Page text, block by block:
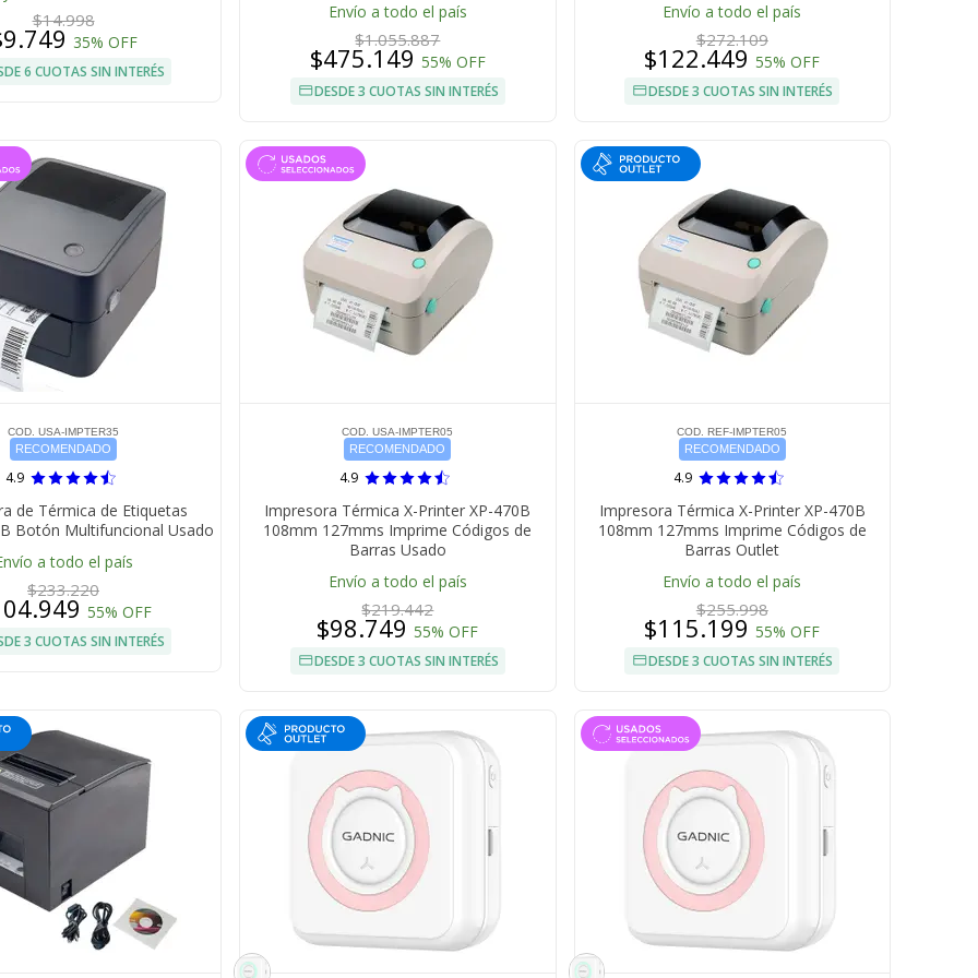
$14.998
35% OFF
6 CUOTAS SIN INTERÉS
Envío a todo el país
$1.055.887
$475.149 55% OFF
DESDE 3 CUOTAS SIN INTERÉS
Envío a todo el país
$272.109
$122.44955% OFF
DESDE 3 CUOTAS SIN INTERÉS
COD. USA-IMPTER35
RECOMENDADO
4.9
de Térmica de Etiquetas
Botón Multifuncional Usado
a todo el país
$233.220
55% OFF
3 CUOTAS SIN INTERÉS
COD. USA-IMPTER05
RECOMENDADO
4.9
Impresora Térmica X-Printer XP-470B
108mm 127mms Imprime Códigos de
Barras Usado
Envío a todo el país
$219.442
$98.74955% OFF
DESDE 3 CUOTAS SIN INTERÉS
COD. REF-IMPTER05
RECOMENDADO
4.9
Impresora Térmica X-Printer XP-470B
108mm 127mms Imprime Códigos de
Barras Outlet
Envío a todo el país
$255.998
$115.19955% OFF
DESDE 3 CUOTAS SIN INTERÉS